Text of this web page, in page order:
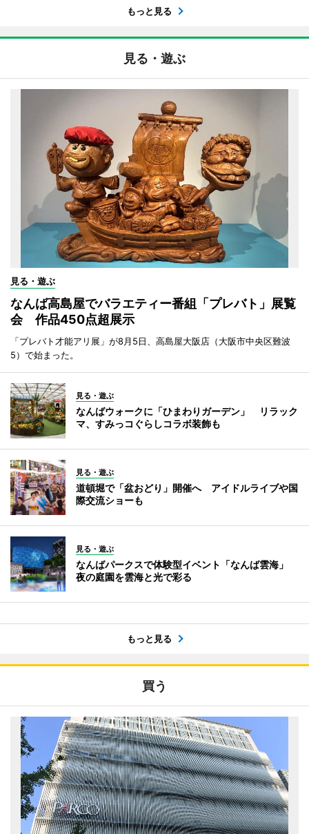
もっと見る
見る・遊ぶ
見る・遊ぶ
なんば高島屋でバラエティー番組「プレバト」展覧
会 作品450点超展示
「プレバト才能アリ展」が8月5日、高島屋大阪店（大阪市中央区難波
5）で始まった。
見る・遊ぶ
なんばウォークに「ひまわりガーデン」 リラック
マ、すみっコぐらしコラボ装飾も
見る・遊ぶ
道頓堀で「盆おどり」開催へ アイドルライブや国
際交流ショーも
見る・遊ぶ
なんばパークスで体験型イベント「なんば雲海」
夜の庭園を雲海と光で彩る
もっと見る
買う